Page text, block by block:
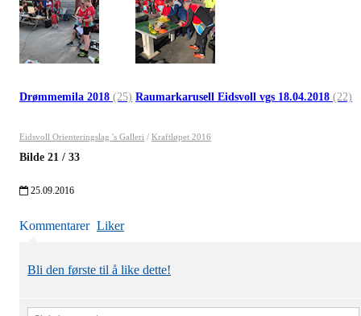
Drømmemila 2018 (25) Raumarkarusell Eidsvoll vgs 18.04.2018 (22)
Eidsvoll Orienteringslag 's Galleri / Kraftløpet 2016
Bilde 21 / 33
25.09.2016
Kommentarer Liker
Bli den første til å like dette!